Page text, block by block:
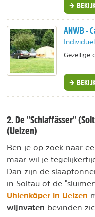
BEKIJK
ANWB -
Gezellige
BEKIJK
2. De "Schlaffässer"
(Uelzen)
Ben je op zoek naar
maar wil je
Dan zijn de
in Soltau of de
Uhlenköper in Uelzen
wijnvaten bevinden